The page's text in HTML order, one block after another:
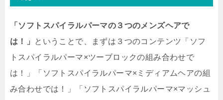
「ソフトスパイラルパーマの３つのメンズヘアで
は！」
ということで、まずは３つのコンテンツ「ソフ
トスパイラルパーマ×ツーブロックの組み合わせで
は！」「ソフトスパイラルパーマ×ミディアムヘアの組
み合わせでは！」「ソフトスパイラルパーマ×マッシュ